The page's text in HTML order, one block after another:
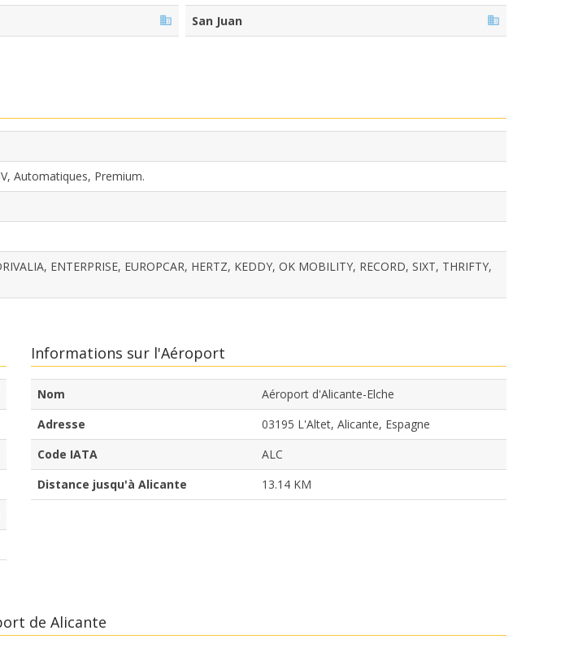
San Juan
Automatiques, Premium.
ENTERPRISE, EUROPCAR, HERTZ, KEDDY, OK MOBILITY, RECORD, SIXT, THRIFTY,
Informations sur l'Aéroport
Nom
Aéroport d'Alicante-Elche
Adresse
03195 L'Altet, Alicante, Espagne
Code IATA
ALC
Distance jusqu'à Alicante
13.14 KM
de Alicante